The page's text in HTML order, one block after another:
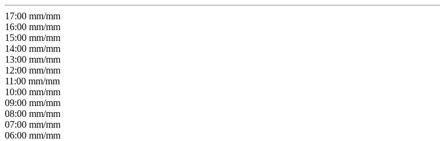
17:00 mm/mm
16:00 mm/mm
15:00 mm/mm
14:00 mm/mm
13:00 mm/mm
12:00 mm/mm
11:00 mm/mm
10:00 mm/mm
09:00 mm/mm
08:00 mm/mm
07:00 mm/mm
06:00 mm/mm